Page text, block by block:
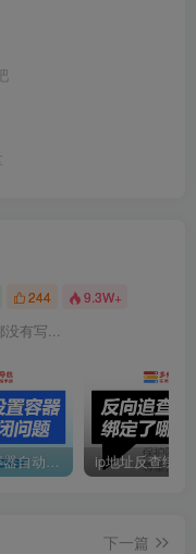
244 9.3W+
没有写...
docker设置容器自动启动或定时启动 ip地址反查绑定
下一篇